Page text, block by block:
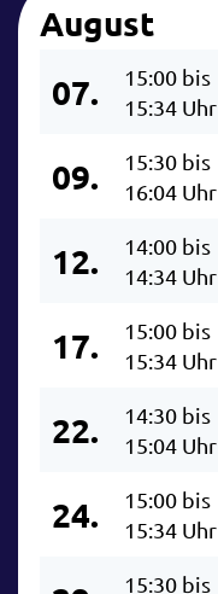
August
07.
15:00 bis
15:34 Uhr
09.
15:30 bis
16:04 Uhr
12.
14:00 bis
14:34 Uhr
17.
15:00 bis
15:34 Uhr
22.
14:30 bis
15:04 Uhr
24.
15:00 bis
15:34 Uhr
15:30 bis